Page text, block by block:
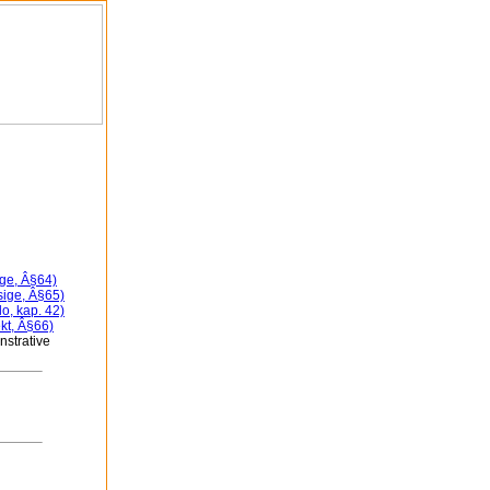
Â§64)
Â§65)
kap. 42)
Â§66)